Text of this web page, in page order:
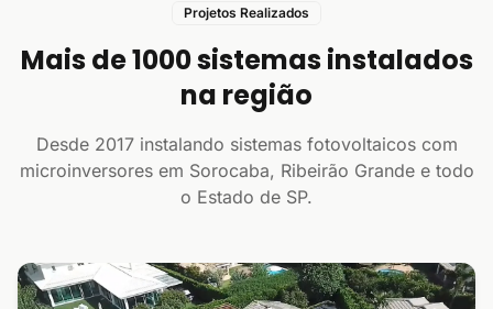
Projetos Realizados
Mais de 1000 sistemas instalados
na região
Desde 2017 instalando sistemas fotovoltaicos com
microinversores em Sorocaba, Ribeirão Grande e todo
o Estado de SP.